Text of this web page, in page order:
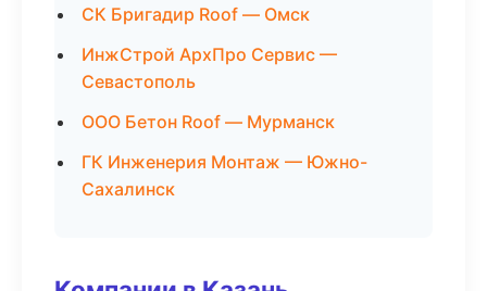
СК Бригадир Roof — Омск
ИнжСтрой АрхПро Сервис —
Севастополь
ООО Бетон Roof — Мурманск
ГК Инженерия Монтаж — Южно-
Сахалинск